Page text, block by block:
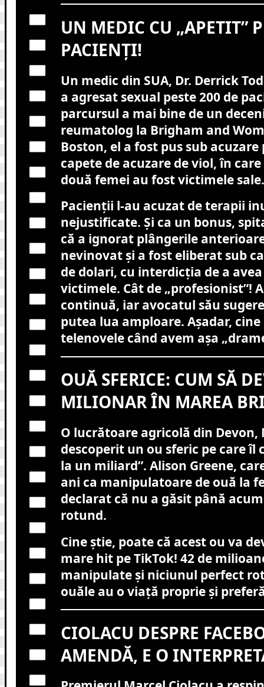
UN MEDIC CU „APETIT”
PACIENȚI!
Un medic din SUA, Dr. Derrick
a agresat sexual peste 200 de
parcursul a mai bine de un
reumatolog la Brigham and
Boston, el a fost pus sub
capete de acuzare de viol, în
două femei au fost victimele sale.
Pacienții l-au acuzat de terapii
nejustificate. Și ca un bonus,
că a ignorat plângerile
nevinovat și a fost eliberat sub
de dolari, cu interdicția de a
victimele. Cât de „profesionist”!
continuă, iar avocatul său
putea lua amploare. Așadar, cine
telenovele când avem așa
OUĂ SFERICE: CUM SĂ
MILIONAR ÎN MAREA
O lucrătoare agricolă din Devon,
descoperit un ou sferic pe care îl
la un miliard”. Alison Greene,
ani ca manipulatoare de ouă la
declarat că nu a găsit până
rotund.
Cine știe, poate că acest ou va
mare hit pe TikTok! 42 de
manipulate și niciunul perfect
ouăle au o viață proprie și
CIOLACU DESPRE
AMENDĂ, E O